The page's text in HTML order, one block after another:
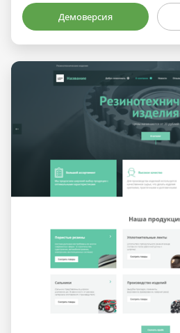
Демоверсия